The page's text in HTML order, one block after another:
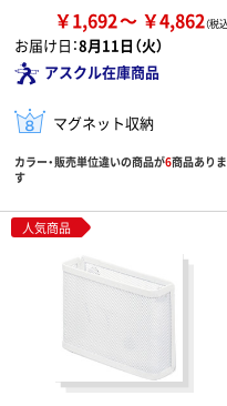
￥1,692 ￥4,862
お届け日：8月11日（火）
アスクル在庫商品
マグネット収納
カラー・販売単位違いの商品が6商品ありま
す
人気商品